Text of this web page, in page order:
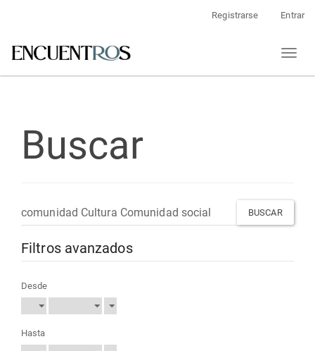
principal
Registrarse Entrar
Toggle
Buscar
artículos
Filtros avanzados
Desde
Hasta